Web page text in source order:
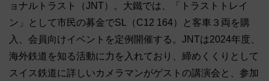
ョナルトラスト（JNT）。大鐵では、「トラストトレイ
ン」として市民の募金でSL（C12 164）と客車３両を購
入、会員向けイベントを定例開催する。JNTは2024年度、
海外鉄道を知る活動に力を入れており、締めくくりとして
スイス鉄道に詳しいカメラマンがゲストの講演会と、参加